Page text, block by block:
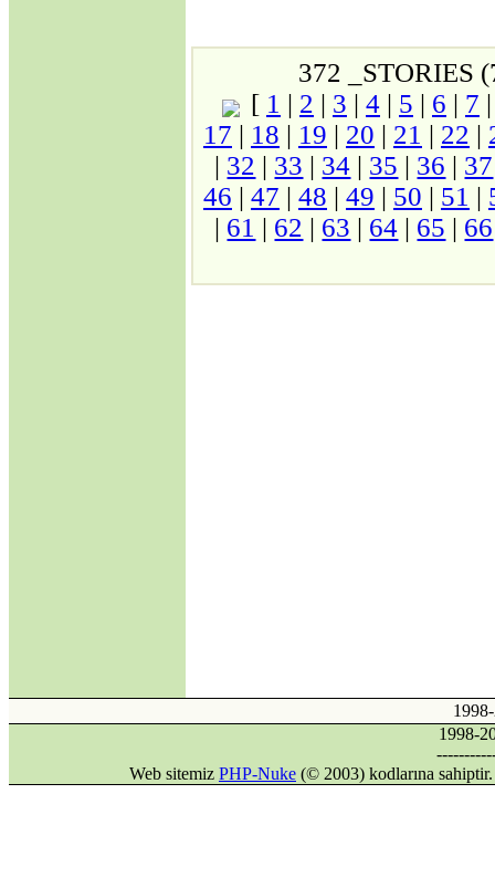
FİKİRLERİ
Bakışı
372 _STORIES
[ 1 | 2 | 3 | 4 | 5 | 6 | 7
17 | 18 | 19 | 20 | 21 | 22 |
| 32 | 33 | 34 | 35 | 36 | 37
46 | 47 | 48 | 49 | 50 | 51 |
| 61 | 62 | 63 | 64 | 65 | 66
1998-
Web sitemiz PHP-Nuke (© 2003) kodlarına